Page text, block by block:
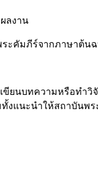
ลงาน
คัมภีร์จากภาษาต้น
ยนบทความหรือทำ
แนะนำให้สถาบัน